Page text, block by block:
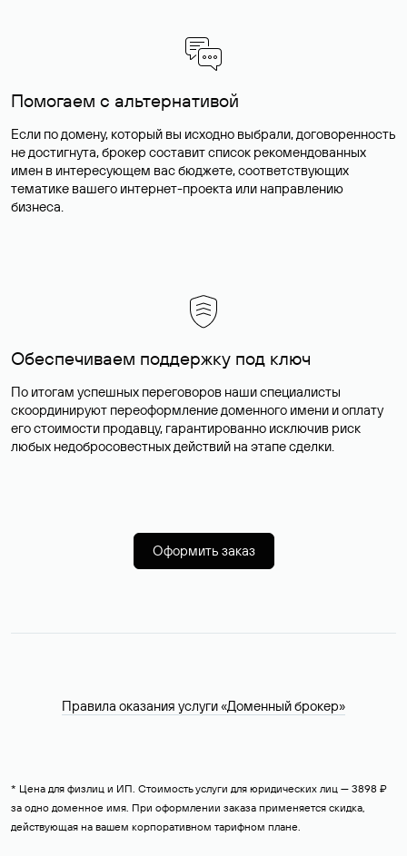
Помогаем с альтернативой
Если по домену, который вы исходно выбрали, договоренность
не достигнута, брокер составит список рекомендованных
имен в интересующем вас бюджете, соответствующих
тематике вашего интернет-проекта или направлению
бизнеса.
Обеспечиваем поддержку под ключ
По итогам успешных переговоров наши специалисты
скоординируют переоформление доменного имени и оплату
его стоимости продавцу, гарантированно исключив риск
любых недобросовестных действий на этапе сделки.
Оформить заказ
Правила оказания услуги «Доменный брокер»
* Цена для физлиц и ИП. Стоимость услуги для юридических лиц — 3898 ₽
за одно доменное имя. При оформлении заказа применяется скидка,
действующая на вашем корпоративном тарифном плане.